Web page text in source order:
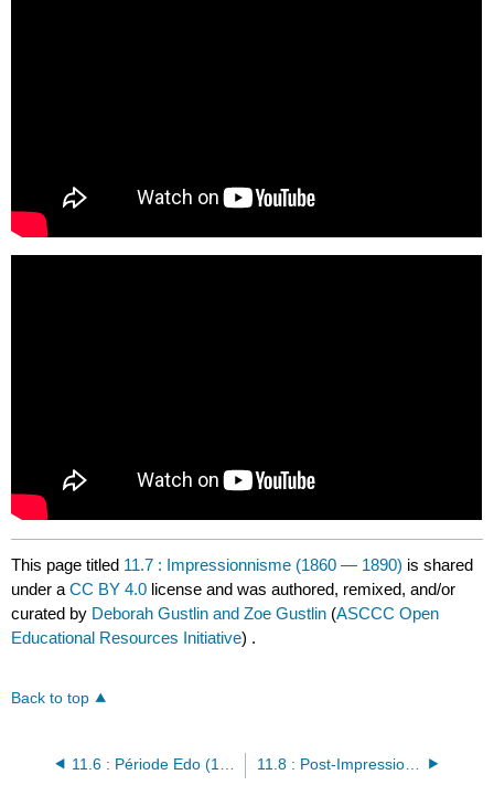
This page titled 11.7 : Impressionnisme (1860 — 1890) is shared
under aCC BY 4.0 license and was authored, remixed, and/or
curated by Deborah Gustlin and Zoe Gustlin (ASCCC Open
Educational Resources Initiative) .
Back to top
11.8 : Post-Impressionnisme (1885 — 1905)